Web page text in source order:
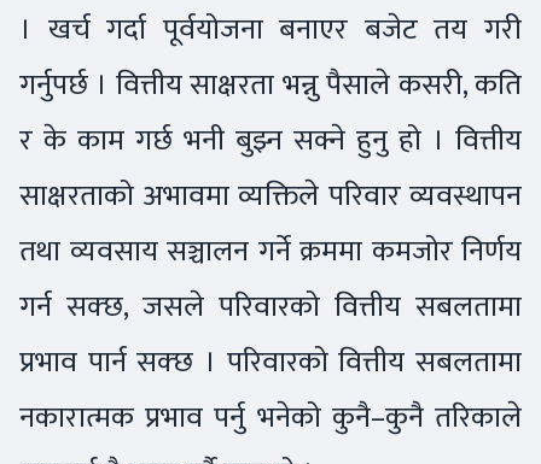
। खर्च गर्दा पूर्वयोजना बनाएर बजेट तय गरी
गर्नुपर्छ । वित्तीय साक्षरता भन्नु पैसाले कसरी, कति
र के काम गर्छ भनी बुझ्न सक्ने हुनु हो । वित्तीय
साक्षरताको अभावमा व्यक्तिले परिवार व्यवस्थापन
तथा व्यवसाय सञ्चालन गर्ने क्रममा कमजोर निर्णय
गर्न सक्छ, जसले परिवारको वित्तीय सबलतामा
प्रभाव पार्न सक्छ । परिवारको वित्तीय सबलतामा
नकारात्मक प्रभाव पर्नु भनेको कुनै–कुनै तरिकाले